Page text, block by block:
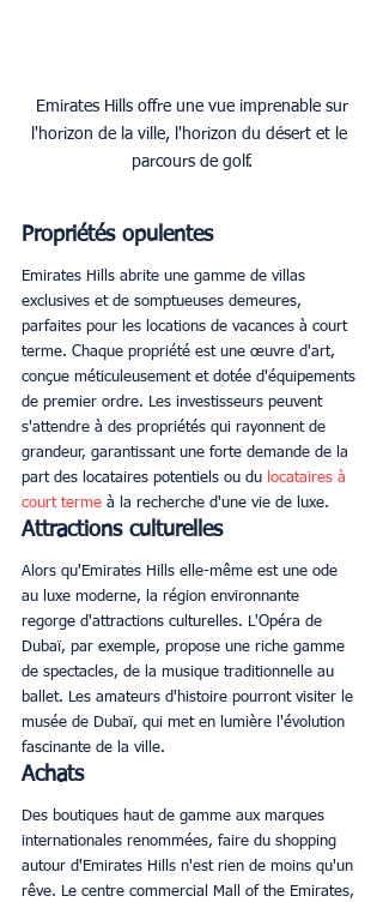
l'horizon de la ville, l'horizon du désert et le
parcours de golf.
Propriétés opulentes
Emirates Hills abrite une gamme de villas
exclusives et de somptueuses demeures,
parfaites pour les locations de vacances à court
terme. Chaque propriété est une œuvre d'art,
conçue méticuleusement et dotée d'équipements
de premier ordre. Les investisseurs peuvent
s'attendre à des propriétés qui rayonnent de
grandeur, garantissant une forte demande de la
part des locataires potentiels ou du locataires à
court terme à la recherche d'une vie de luxe.
Attractions culturelles
Alors qu'Emirates Hills elle-même est une ode
au luxe moderne, la région environnante
regorge d'attractions culturelles. L'Opéra de
Dubaï, par exemple, propose une riche gamme
de spectacles, de la musique traditionnelle au
ballet. Les amateurs d'histoire pourront visiter le
musée de Dubaï, qui met en lumière l'évolution
fascinante de la ville.
Achats
Des boutiques haut de gamme aux marques
internationales renommées, faire du shopping
autour d'Emirates Hills n'est rien de moins qu'un
rêve. Le centre commercial Mall of the Emirates,